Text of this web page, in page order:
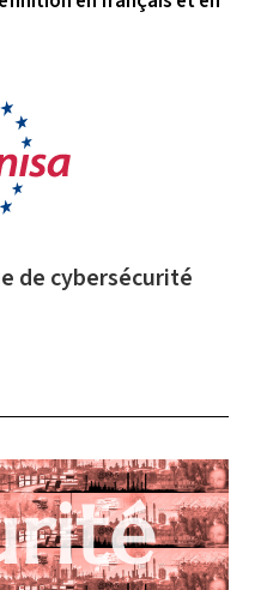
de cybersécurité